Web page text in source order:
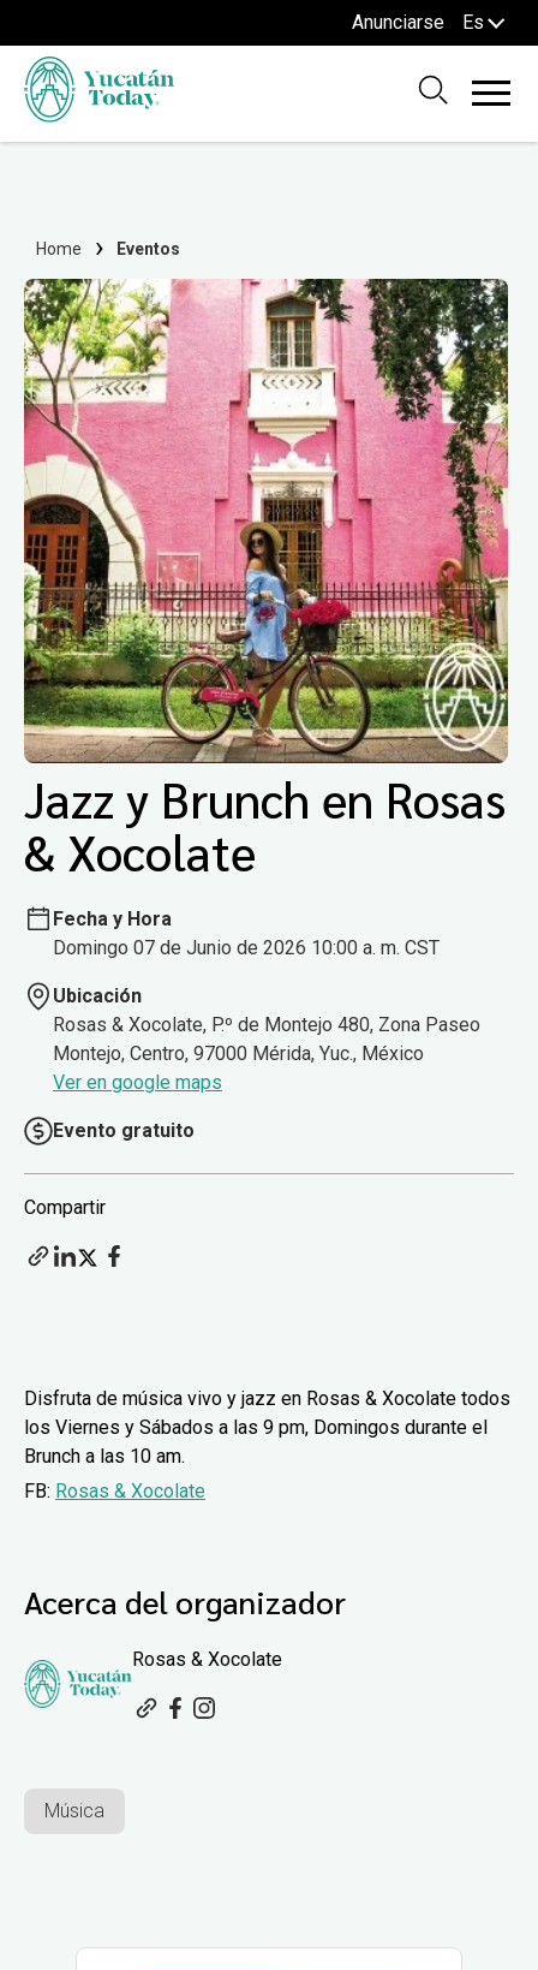
Anunciarse Es
Home Eventos
Jazz y Brunch en Rosas
& Xocolate
Fecha y Hora
Domingo 07 de Junio de 2026 10:00 a. m. CST
Ubicación
Rosas & Xocolate, P.º de Montejo 480, Zona Paseo
Montejo, Centro, 97000 Mérida, Yuc., México
Ver en google maps
Evento gratuito
Compartir
Disfruta de música vivo y jazz en Rosas & Xocolate todos
los Viernes y Sábados a las 9 pm, Domingos durante el
Brunch a las 10 am.
FB: Rosas & Xocolate
Acerca del organizador
Rosas & Xocolate
Música